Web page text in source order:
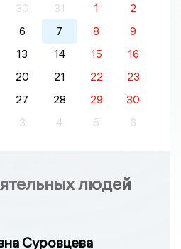
30 31 1
2
6 7 8
9
13 14 15
16
20 21 22
23
27 28 29
30
3 4 5 6
людей
Суровцева